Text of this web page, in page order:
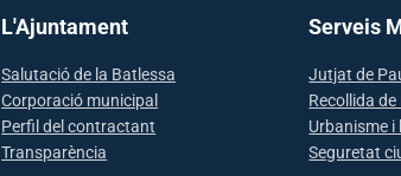
L'Ajuntament
Salutació de la Batlessa
Corporació municipal
Perfil del contractant
Transparència
Serveis
Jutjat de
Recollida
Urbanisme
Seguretat